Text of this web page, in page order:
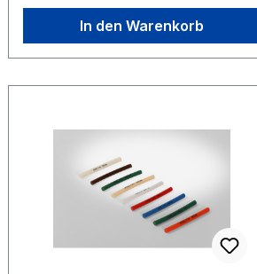
Zugstrang nein Shorehärte 88°
Shore A
In den Warenkorb